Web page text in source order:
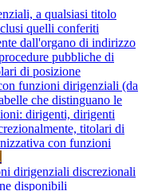
a qualsiasi titolo
quelli conferiti
dall'organo di indirizzo
pubbliche di
di posizione
funzioni dirigenziali (da
che distinguano le
dirigenti, dirigenti
titolari di
con funzioni
dirigenziali discrezionali
disponibili